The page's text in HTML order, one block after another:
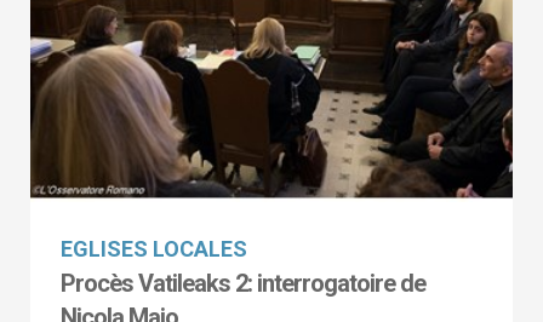
EGLISES LOCALES
Procès Vatileaks 2: interrogatoire de